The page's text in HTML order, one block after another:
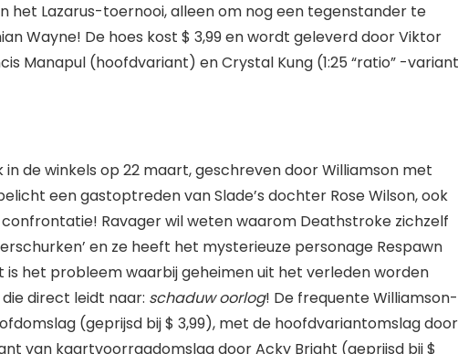
het Lazarus-toernooi, alleen om nog een tegenstander te
Wayne! De hoes kost $ 3,99 en wordt geleverd door Viktor
Manapul (hoofdvariant) en Crystal Kung (1:25 “ratio” -
in de winkels op 22 maart, geschreven door Williamson met
een gastoptreden van Slade’s dochter Rose Wilson, ook
Ravager wil weten waarom Deathstroke zichzelf
en ze heeft het mysterieuze personage Respawn
het probleem waarbij geheimen uit het verleden worden
direct leidt naar: schaduw oorlog! De frequente Williamson-
(geprijsd bij $ 3,99), met de hoofdvariantomslag door
van kaartvoorraadomslag door Acky Bright (geprijsd bij $